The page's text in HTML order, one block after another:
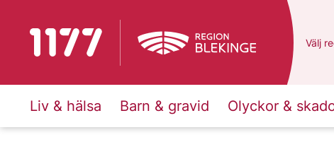
Till startsidan för 1177 Du
Välj
Liv & hälsa Barn & gravid Olyckor &